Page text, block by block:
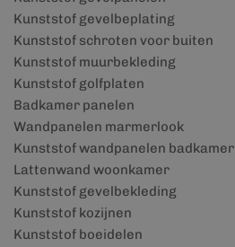
Kunststof gevelbeplating
Kunststof schroten voor buiten
Kunststof muurbekleding
Kunststof golfplaten
Badkamer panelen
Wandpanelen marmerlook
Kunststof wandpanelen badkamer
Lattenwand woonkamer
Kunststof gevelbekleding
Kunststof kozijnen
Kunststof boeidelen